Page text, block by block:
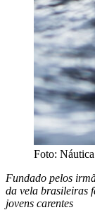
Foto: Náutica
Fundado pelos
da vela brasileiras
jovens carentes